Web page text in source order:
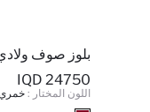
بلوز صوف
24750 IQD
اللون المختار :